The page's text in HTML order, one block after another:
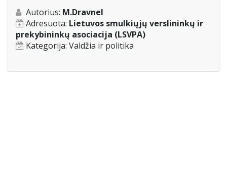
Autorius: M.Dravnel
Adresuota: Lietuvos smulkiųjų verslininkų ir
prekybininkų asociacija (LSVPA)
Kategorija: Valdžia ir politika